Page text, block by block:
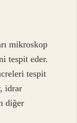
mikroskop
tespit eder.
tespit
idrar
diğer